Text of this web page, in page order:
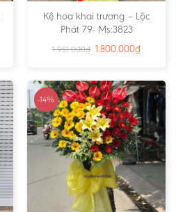
Kệ hoa khai trương – Lộc
Phát 79- Ms:3823
1.951.000₫ 1.800.000₫
-14%